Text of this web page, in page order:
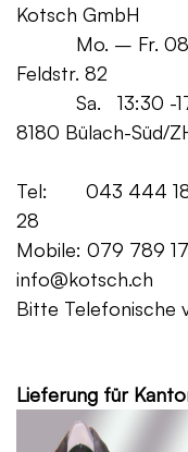
Mo. – Fr.
Sa. 13:30 -
8180
Tel: 043 444
Mobile: 079 789
info@kotsch.ch
Bitte Telefonische
Lieferung für